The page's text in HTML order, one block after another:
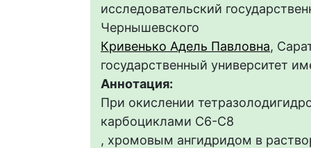
исследовательский
Чернышевского
Кривенько Адель Павловна,
государственный университет
Аннотация:
При окислении
карбоциклами С6-С8
, хромовым ангидридом в